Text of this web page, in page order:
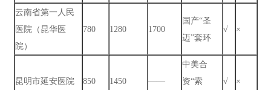
云南省第一人民
医院（昆华医
院）
780 1280 1700
国产“圣
迈”套环
√ ×
昆明市延安医院 850 1450 ——
中美合
资“索
√ ×